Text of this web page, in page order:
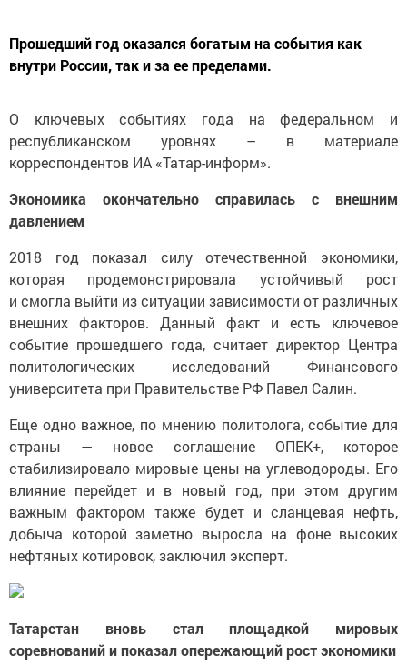
Прошедший год оказался богатым на события как
внутри России, так и за ее пределами.
О ключевых событиях года на федеральном и
республиканском уровнях – в материале
корреспондентов ИА «Татар-информ».
Экономика окончательно справилась с внешним
давлением
2018 год показал силу отечественной экономики,
которая продемонстрировала устойчивый рост
и смогла выйти из ситуации зависимости от различных
внешних факторов. Данный факт и есть ключевое
событие прошедшего года, считает директор Центра
политологических исследований Финансового
университета при Правительстве РФ Павел Салин.
Еще одно важное, по мнению политолога, событие для
страны — новое соглашение ОПЕК+, которое
стабилизировало мировые цены на углеводороды. Его
влияние перейдет и в новый год, при этом другим
важным фактором также будет и сланцевая нефть,
добыча которой заметно выросла на фоне высоких
нефтяных котировок, заключил эксперт.
Татарстан вновь стал площадкой мировых
соревнований и показал опережающий рост экономики